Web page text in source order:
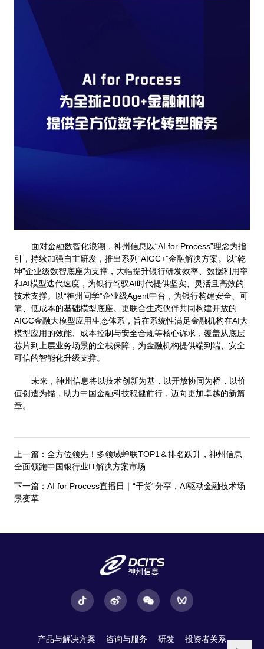
面对金融数智化浪潮，神州信息以“AI for Process”理念为指
引，持续加强自主研发，推出系列“AIGC+”金融解决方案。以“乾
坤”企业级数智底座为支撑，大幅提升银行研发效率、数据利用率
和AI模型迭代速度，为银行驾驭AI时代提供坚实、灵活且高效的
技术支撑。以“神州问学”企业级Agent中台，为银行构建安全、可
靠、低成本的基础模型底座。更联合生态伙伴共同构建开放的
AIGC金融大模型应用生态体系，旨在系统性满足金融机构在AI大
模型应用的效能、成本控制与安全合规等核心诉求，覆盖从底层
芯片到上层业务场景的全栈保障，为金融机构提供端到端、安全
可信的智能化升级支撑。
未来，神州信息将以技术创新为基，以开放协同为桥，以价
值创造为锚，助力中国金融科技稳健前行，迈向更加卓越的新篇
章。
上一篇：全方位领先！多领域蝉联TOP1＆排名跃升，神州信息
全面领跑中国银行业IT解决方案市场
下一篇：AI for Process直播日｜“干货”分享，AI驱动金融技术场
景变革
产品与解决方案 咨询与服务 研发 投资者关系